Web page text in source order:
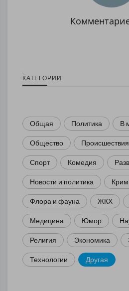
КАТЕГОРИИ
Общая Политика В
Общество Происшествия
Спорт Комедия
Новости и политика
Флора и фауна ЖКХ
Медицина Юмор
Религия Экономика
Технологии Другая